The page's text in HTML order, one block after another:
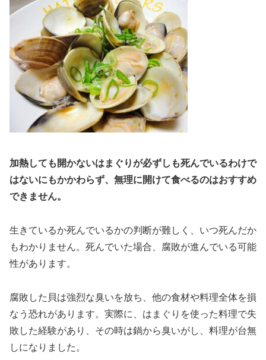
加熱しても開かないはまぐりが必ずしも死んでいるわけで
はないにもかかわらず、無理に開けて食べるのはおすすめ
できません。
生きているか死んでいるかの判断が難しく、いつ死んだか
もわかりません。死んでいた場合、腐敗が進んでいる可能
性があります。
腐敗した貝は強烈な臭いを放ち、他の食材や料理全体を損
なう恐れがあります。実際に、はまぐりを使った料理で失
敗した経験があり、その時は鍋から臭いがし、料理が台無
しになりました。